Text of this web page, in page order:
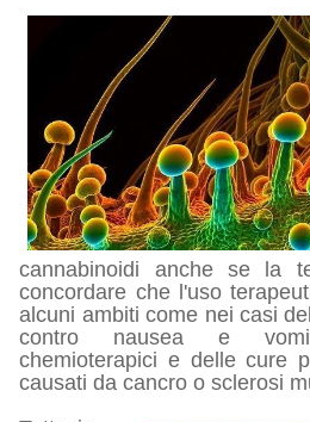
cannabinoidi anche se la
concordare che l'uso
alcuni ambiti come nei casi
contro nausea e
chemioterapici e delle cure
causati da cancro o sclerosi